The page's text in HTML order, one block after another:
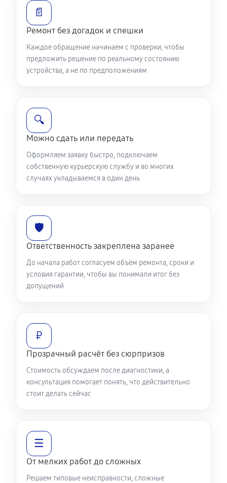
📄
Ремонт без догадок и спешки
Каждое обращение начинаем с проверки, чтобы
предложить решение по реальному состоянию
устройства, а не по предположениям
🔍
Можно сдать или передать
Оформляем заявку быстро, подключаем
собственную курьерскую службу и во многих
случаях укладываемся в один день
🛡️
Ответственность закреплена заранее
До начала работ согласуем объём ремонта, сроки и
условия гарантии, чтобы вы понимали итог без
допущений
₽
Прозрачный расчёт без сюрпризов
Стоимость обсуждаем после диагностики, а
консультация помогает понять, что действительно
стоит делать сейчас
☰
От мелких работ до сложных
Решаем типовые неисправности, сложные